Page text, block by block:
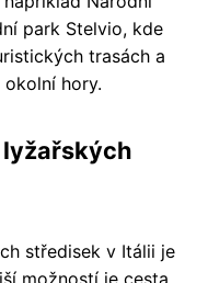
park Stelvio, kde
trasách a
hory.
středisek v Itálii je